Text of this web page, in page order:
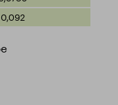
0,092